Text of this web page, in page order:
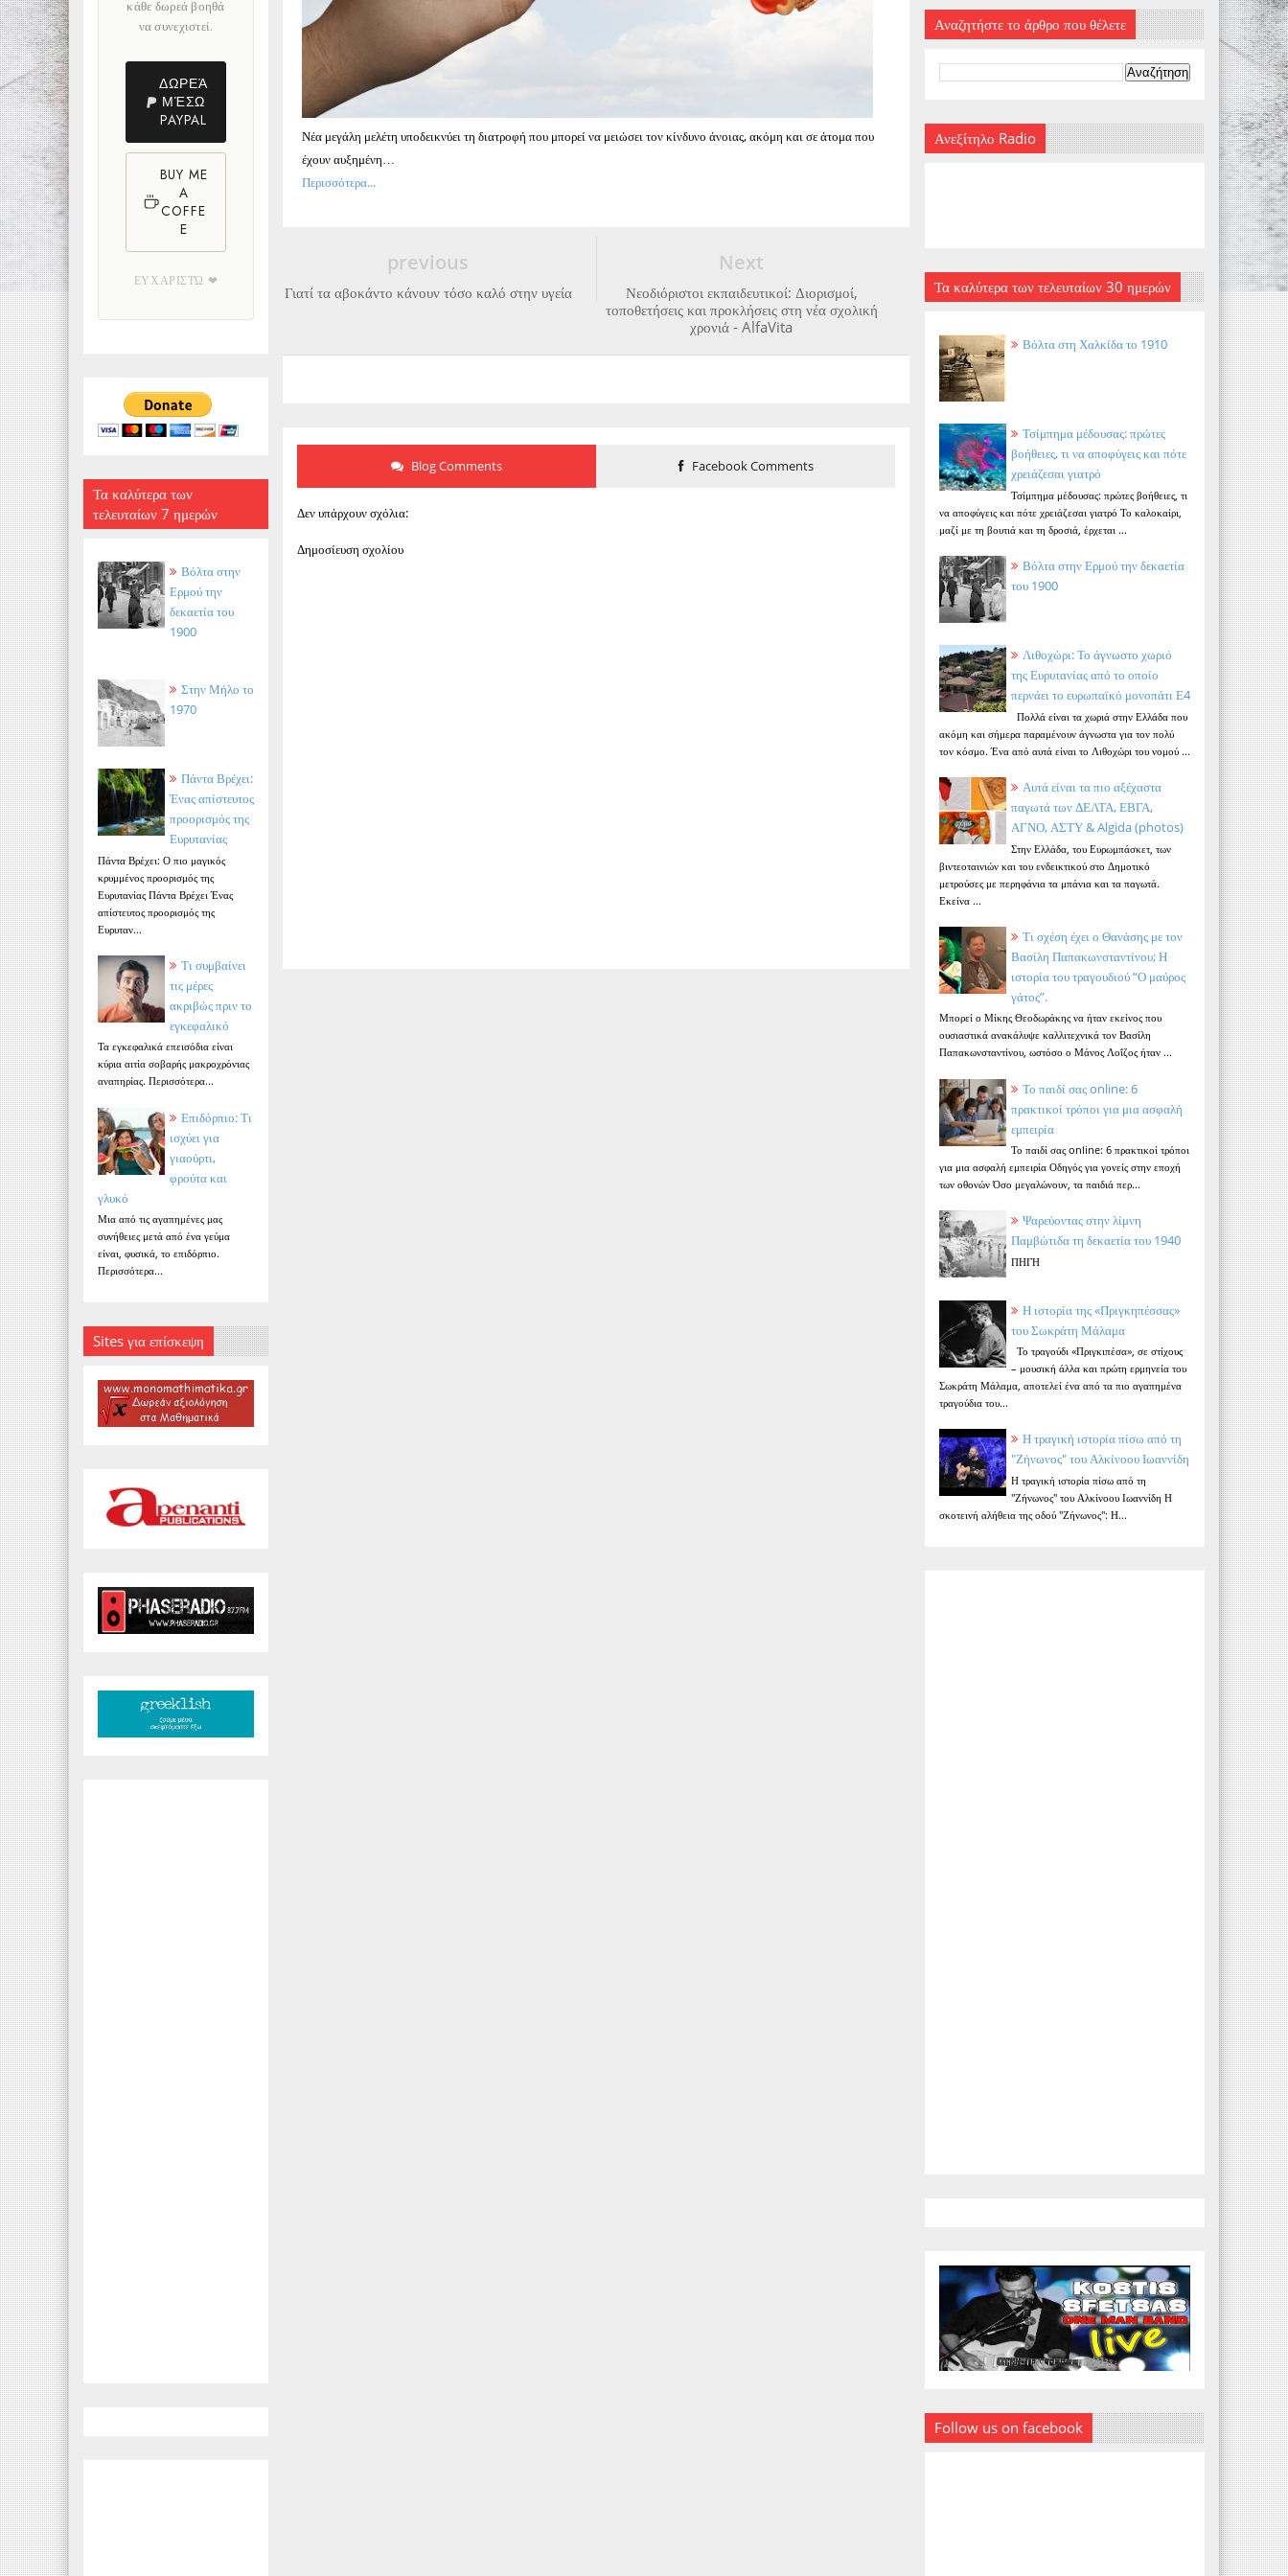
κάθε δωρεά βοηθά
να συνεχιστεί.
ΔΩΡΕΆ
ΜΈΣΩ
PAYPAL
BUY ME
A
COFFE
E
ΕΥΧΑΡΙΣΤΏ ❤
Τα καλύτερα των
τελευταίων 7 ημερών
Βόλτα στην
Ερμού την
δεκαετία του
1900
Στην Μήλο το
1970
Πάντα Βρέχει:
Ένας απίστευτος
προορισμός της
Ευρυτανίας
Πάντα Βρέχει: Ο πιο μαγικός
κρυμμένος προορισμός της
Ευρυτανίας Πάντα Βρέχει Ένας
απίστευτος προορισμός της
Ευρυταν...
Τι συμβαίνει
τις μέρες
ακριβώς πριν το
εγκεφαλικό
Τα εγκεφαλικά επεισόδια είναι
κύρια αιτία σοβαρής μακροχρόνιας
αναπηρίας. Περισσότερα...
Επιδόρπιο: Τι
ισχύει για
γιαούρτι,
φρούτα και
γλυκό
Μια από τις αγαπημένες μας
συνήθειες μετά από ένα γεύμα
είναι, φυσικά, το επιδόρπιο.
Περισσότερα...
Sites για επίσκεψη
Νέα μεγάλη μελέτη υποδεικνύει τη διατροφή που μπορεί να μειώσει τον κίνδυνο άνοιας, ακόμη και σε άτομα που
έχουν αυξημένη…
Περισσότερα...
Next
Νεοδιόριστοι εκπαιδευτικοί: Διορισμοί,
τοποθετήσεις και προκλήσεις στη νέα σχολική
χρονιά - AlfaVita
previous
Γιατί τα αβοκάντο κάνουν τόσο καλό στην υγεία
Blog Comments Facebook Comments
Δεν υπάρχουν σχόλια:
Δημοσίευση σχολίου
Αναζητήστε το άρθρο που θέλετε
Ανεξίτηλο Radio
Τα καλύτερα των τελευταίων 30 ημερών
Βόλτα στη Χαλκίδα το 1910
Τσίμπημα μέδουσας: πρώτες
βοήθειες, τι να αποφύγεις και πότε
χρειάζεσαι γιατρό
Τσίμπημα μέδουσας: πρώτες βοήθειες, τι
να αποφύγεις και πότε χρειάζεσαι γιατρό Το καλοκαίρι,
μαζί με τη βουτιά και τη δροσιά, έρχεται ...
Βόλτα στην Ερμού την δεκαετία
του 1900
Λιθοχώρι: Το άγνωστο χωριό
της Ευρυτανίας από το οποίο
περνάει το ευρωπαϊκό μονοπάτι Ε4
Πολλά είναι τα χωριά στην Ελλάδα που
ακόμη και σήμερα παραμένουν άγνωστα για τον πολύ
τον κόσμο. Ένα από αυτά είναι το Λιθοχώρι του νομού ...
Αυτά είναι τα πιο αξέχαστα
παγωτά των ΔΕΛΤΑ, ΕΒΓΑ,
ΑΓΝΟ, ΑΣΤΥ & Algida (photos)
Στην Ελλάδα, του Ευρωμπάσκετ, των
βιντεοταινιών και του ενδεικτικού στο Δημοτικό
μετρούσες με περηφάνια τα μπάνια και τα παγωτά.
Εκείνα ...
Τι σχέση έχει ο Θανάσης με τον
Βασίλη Παπακωνσταντίνου; Η
ιστορία του τραγουδιού “Ο μαύρος
γάτος”.
Μπορεί ο Μίκης Θεοδωράκης να ήταν εκείνος που
ουσιαστικά ανακάλυψε καλλιτεχνικά τον Βασίλη
Παπακωνσταντίνου, ωστόσο ο Μάνος Λοΐζος ήταν ...
Το παιδί σας online: 6
πρακτικοί τρόποι για μια ασφαλή
εμπειρία
Το παιδί σας online: 6 πρακτικοί τρόποι
για μια ασφαλή εμπειρία Οδηγός για γονείς στην εποχή
των οθονών Όσο μεγαλώνουν, τα παιδιά περ...
Ψαρεύοντας στην λίμνη
Παμβώτιδα τη δεκαετία του 1940
ΠΗΓΗ
Η ιστορία της «Πριγκηπέσσας»
του Σωκράτη Μάλαμα
Το τραγούδι «Πριγκιπέσα», σε στίχους
– μουσική άλλα και πρώτη ερμηνεία του
Σωκράτη Μάλαμα, αποτελεί ένα από τα πιο αγαπημένα
τραγούδια του...
Η τραγική ιστορία πίσω από τη
"Ζήνωνος" του Αλκίνοου Ιωαννίδη
Η τραγική ιστορία πίσω από τη
"Ζήνωνος" του Αλκίνοου Ιωαννίδη Η
σκοτεινή αλήθεια της οδού "Ζήνωνος": Η...
Follow us on facebook